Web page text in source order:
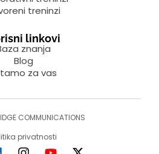
treninzi
linkovi
znanja
Blog
za vas
COMMUNICATIONS
privatnosti